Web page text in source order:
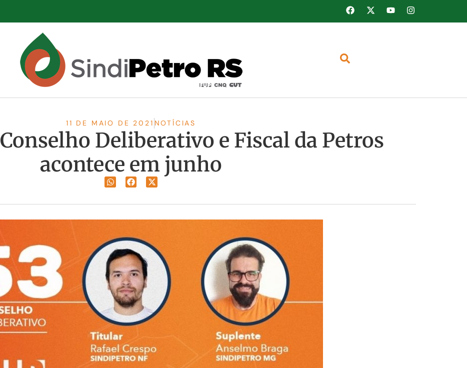
11 DE MAIO DE 2021 NOTÍCIAS
Deliberativo e Fiscal da Petros
acontece em junho